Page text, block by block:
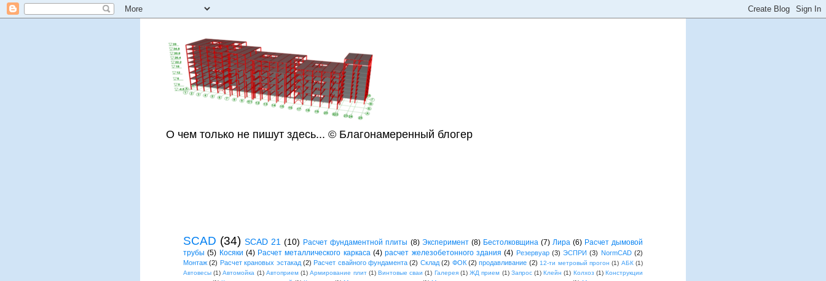
О чем только не пишут здесь... © Благонамеренный блогер
SCAD (34) SCAD 21 (10) Расчет фундаментной плиты (8) Эксперимент (8) Бестолковщина (7) Лира (6) Расчет дымовой
трубы (5) Косяки (4) Расчет металлического каркаса (4) расчет железобетонного здания (4) Резервуар (3) ЭСПРИ (3) NormCAD (2)
Монтаж (2) Расчет крановых эстакад (2) Расчет свайного фундамента (2) Склад (2) ФОК (2) продавливание (2) 12-ти метровый прогон (1) АБК (1)
Автовесы (1) Автомойка (1) Автоприем (1) Армирование плит (1) Винтовые сваи (1) Галерея (1) ЖД прием (1) Запрос (1) Клейн (1) Колхоз (1) Конструкции